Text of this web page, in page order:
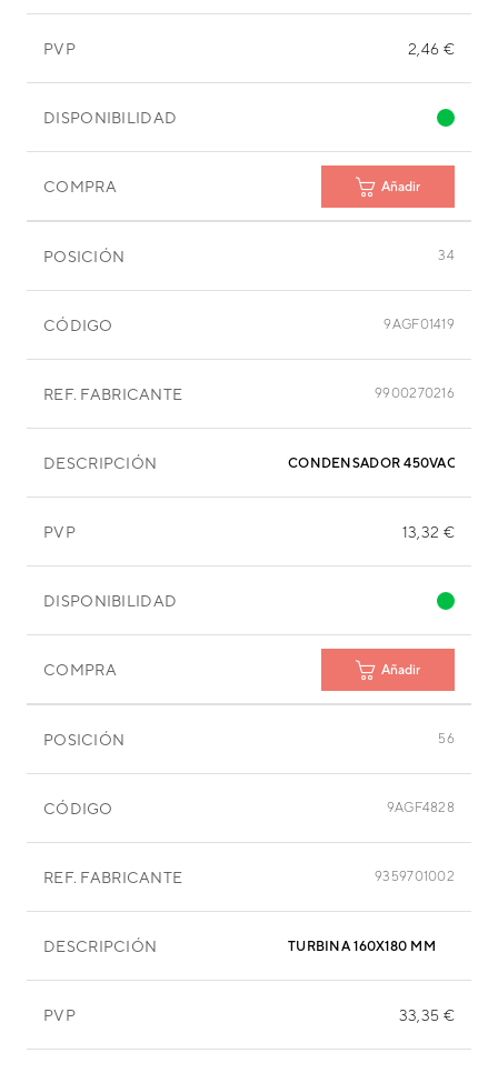
PVP 2,46 €
DISPONIBILIDAD
COMPRA Añadir
POSICIÓN 34
CÓDIGO 9AGF01419
REF. FABRICANTE 9900270216
DESCRIPCIÓN CONDENSADOR 450VAC 50-
PVP 13,32 €
DISPONIBILIDAD
COMPRA Añadir
POSICIÓN 56
CÓDIGO 9AGF4828
REF. FABRICANTE 9359701002
DESCRIPCIÓN TURBINA 160X180 MM
PVP 33,35 €